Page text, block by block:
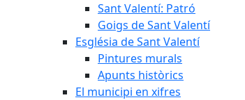
Sant Valentí: Patró
Goigs de Sant Valentí
Església de Sant Valentí
Pintures murals
Apunts històrics
El municipi en xifres